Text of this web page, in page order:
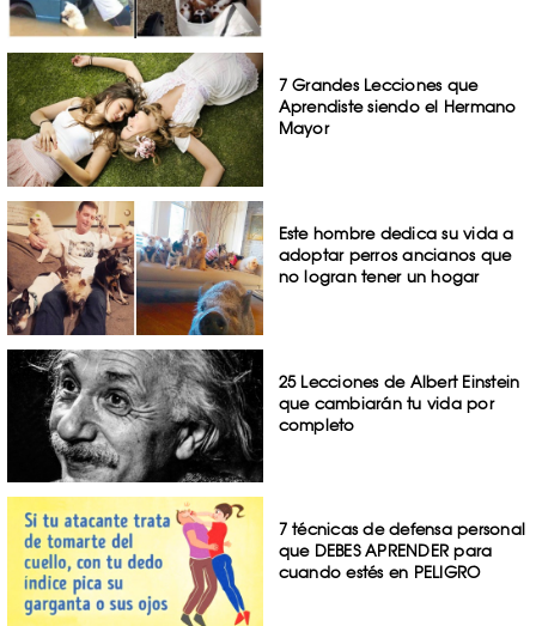
7 Grandes Lecciones que
Aprendiste siendo el Hermano
Mayor
Este hombre dedica su vida a
adoptar perros ancianos que
no logran tener un hogar
25 Lecciones de Albert Einstein
que cambiarán tu vida por
completo
7 técnicas de defensa personal
que DEBES APRENDER para
cuando estés en PELIGRO